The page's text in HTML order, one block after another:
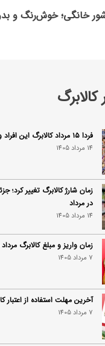
فردا ۱۵ مرداد کالابرگ این افراد واریز می‌شود
14 مرداد 1405
زمان شارژ کالابرگ تغییر کرد؛
در مرداد
14 مرداد 1405
زمان واریز و مبلغ کالابرگ مرداد ۱۴۰۵
7 مرداد 1405
آخرین مهلت استفاده از اعتبار
7 مرداد 1405
شور خانگی؛ خوش‌رنگ و